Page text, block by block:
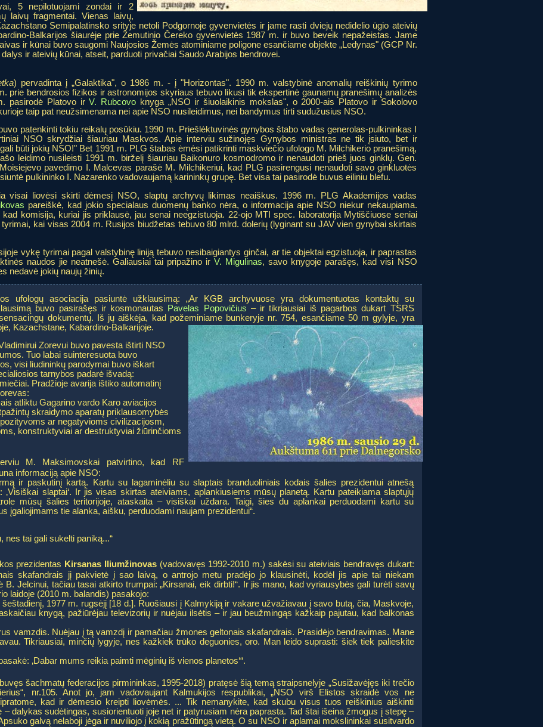
5 nepilotuojami zondai ir 2
laivų fragmentai. Vienas laivų,
Semipalatinsko srityje netoli Podgornoje gyvenvietės ir jame rasti dviejų nedidelio ūgio ateivių
Balkarijos šiaurėje prie Žemutinio Čereko gyvenvietės 1987 m. ir buvo beveik nepažeistas. Jame
ir kūnai buvo saugomi Naujosios Žemės atominiame poligone esančiame objekte „Ledynas" (GCP Nr.
ir ateivių kūnai, atseit, parduoti privačiai Saudo Arabijos bendrovei.
) pervadinta į „Galaktika", o 1986 m. - į "Horizontas". 1990 m. valstybinė anomalių reiškinių tyrimo
prie bendrosios fizikos ir astronomijos skyriaus tebuvo likusi tik ekspertinė gaunamų pranešimų analizės
pasirodė Platovo irV. Rubcovo knyga „NSO ir šiuolaikinis mokslas", o 2000-ais Platovo ir Sokolovo
taip pat neužsimenama nei apie NSO nusileidimus, nei bandymus tirti sudužusius NSO.
patenkinti tokiu reikalų posūkiu. 1990 m. Priešlėktuvinės gynybos štabo vadas generolas-pulkininkas I
NSO skrydžiai šiauriau Maskvos. Apie interviu sužinojęs Gynybos ministras ne tik įsiuto, bet ir
būti jokių NSO!" Bet 1991 m. PLG štabas ėmėsi patikrinti maskviečio ufologo M. Milchikerio pranešimą,
leidimo nusileisti 1991 m. birželį šiauriau Baikonuro kosmodromo ir nenaudoti prieš juos ginklų. Gen.
pavedimo I. Malcevas parašė M. Milchikeriui, kad PLG pasirengusi nenaudoti savo ginkluotės
pulkininko I. Nazarenko vadovaujamą karininkų grupę. Bet visa tai pasirodė buvus eiliniu blefu.
visai liovėsi skirti dėmesį NSO, slaptų archyvų likimas neaiškus. 1996 m. PLG Akademijos vadas
pareiškė, kad jokio specialaus duomenų banko nėra, o informacija apie NSO niekur nekaupiama.
komisija, kuriai jis priklausė, jau senai neegzistuoja. 22-ojo MTI spec. laboratorija Mytiščiuose seniai
kai visas 2004 m. Rusijos biudžetas tebuvo 80 mlrd. dolerių (lyginant su JAV vien gynybai skirtais
vykę tyrimai pagal valstybinę liniją tebuvo nesibaigiantys ginčai, ar tie objektai egzistuoja, ir paprastas
naudos jie neatnešė. Galiausiai tai pripažino irV. Migulinas, savo knygoje parašęs, kad visi NSO
nedavė jokių naujų žinių.
ufologų asociacija pasiuntė užklausimą: „Ar KGB archyvuose yra dokumentuotas kontaktų su
buvo pasirašęs ir kosmonautas Pavelas Popovičius – ir tikriausiai iš pagarbos dukart TSRS
dokumentų. Iš jų aiškėja, kad požeminiame bunkeryje nr. 754, esančiame 50 m gylyje, yra
Kazachstane, Kabardino-Balkarijoje.
Zorevui buvo pavesta ištirti NSO
Tuo labai suinteresuota buvo
visi liudininkų parodymai buvo iškart
tarnybos padarė išvadą:
Pradžioje avarija ištiko automatinį
atliktu Gagarino vardo Karo aviacijos
skraidymo aparatų priklausomybės
ar negatyvioms civilizacijosm,
konstruktyviai ar destruktyviai žiūrinčioms
M. Maksimovskai patvirtino, kad RF
informaciją apie NSO:
ir paskutinį kartą. Kartu su lagaminėliu su slaptais branduoliniais kodais šalies prezidentui atnešą
‚Visiškai slaptai‘. Ir jis visas skirtas ateiviams, aplankiusiems mūsų planetą. Kartu pateikiama slaptųjų
mūsų šalies teritorijoje, ataskaita – visiškai uždara. Taigi, šies du aplankai perduodami kartu su
įgaliojimams tie alanka, aišku, perduodami naujam prezidentui“.
nes tai gali sukelti paniką...“
prezidentas Kirsanas Iliumžinovas(vadovavęs 1992-2010 m.) sakėsi su ateiviais bendravęs dukart:
skafandrais jį pakvietė į sao laivą, o antrojo metu pradėjo jo klausinėti, kodėl jis apie tai niekam
B. Jelcinui, tačiau tasai atkirto trumpai: „Kirsanai, eik dirbti!“. Ir jis mano, kad vyriausybės gali turėti savų
laidoje (2010 m. balandis) pasakojo:
šeštadienį, 1977 m. rugsėjį [18 d.]. Ruošiausi į Kalmykiją ir vakare užvažiavau į savo butą, čia, Maskvoje,
knygą, pažiūrėjau televizorių ir nuėjau ilsėtis – ir jau beužmingąs kažkaip pajutau, kad balkonas
vamzdis. Nuėjau į tą vamzdį ir pamačiau žmones geltonais skafandrais. Prasidėjo bendravimas. Mane
Tikriausiai, minčių lygyje, nes kažkiek trūko deguonies, oro. Man leido suprasti: šiek tiek palieskite
‚Dabar mums reikia paimti mėginių iš vienos planetos‘“.
šachmatų federacijos pirmininkas, 1995-2018) pratęsė šią temą straipsnelyje „Susižavėjęs iki trečio
nr.105. Anot jo, jam vadovaujant Kalmukijos respublikai, „NSO virš Elistos skraidė vos ne
kad ir dėmesio kreipti liovėmės. ... Tik nemanykite, kad skubu visus tuos reiškinius aiškinti
dalykas sudėtingas, susiorientuoti joje net ir patyrusiam nėra paprasta. Tad štai išeina žmogus į stepę –
galvą nelaboji jėga ir nuviliojo į kokią pražūtingą vietą. O su NSO ir aplamai mokslininkai susitvardo